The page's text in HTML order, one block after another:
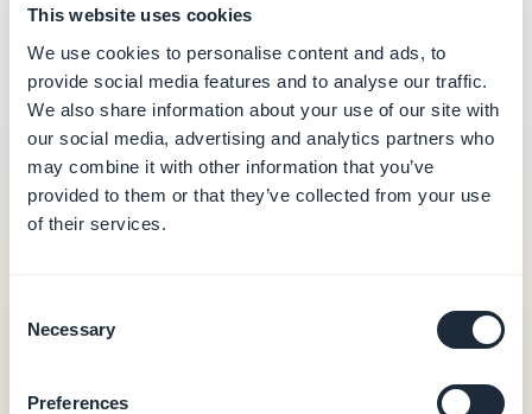
This website uses cookies
We use cookies to personalise content and ads, to
provide social media features and to analyse our traffic.
We also share information about your use of our site with
our social media, advertising and analytics partners who
may combine it with other information that you’ve
provided to them or that they’ve collected from your use
of their services.
Selection
Necessary
Preferences
Ce que vous pouvez faire
L'ensemble exact des outils disponibles dépend
des services activés sur votre application
Domaine Fonctionnalités
Parcourir, créer et